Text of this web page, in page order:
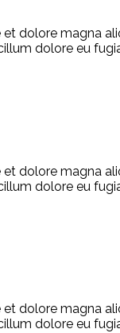
dolore magna
dolore eu
dolore magna
dolore eu
dolore magna
dolore eu